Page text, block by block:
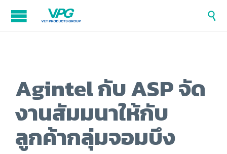

Agintel กับ ASP จัด
งานสัมมนาให้กับ
ลูกค้ากลุ่มจอมบึง